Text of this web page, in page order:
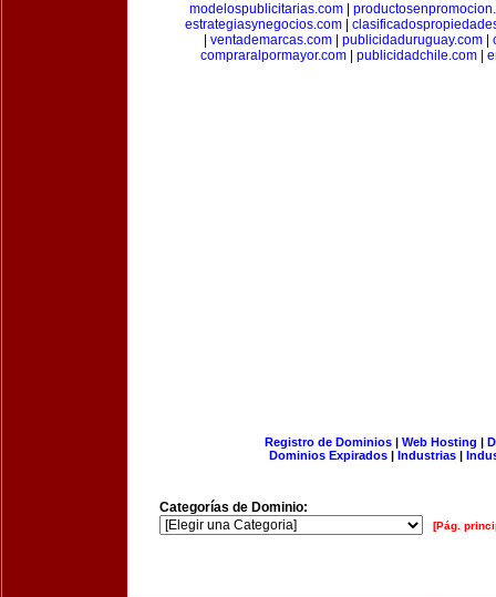
modelospublicitarias.com
estrategiasynegocios.com|
ventademarcas.com publicidaduruguay.com
compraralpormayor.com| publicidadchile.com|
Registro de Dominios| Web Hosting |
Dominios Expirados | Industrias |
Categorías de Dominio:
[Pág.